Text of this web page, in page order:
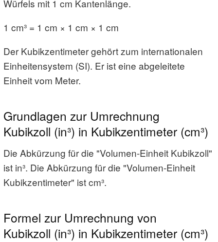
Würfels mit 1 cm Kantenlänge.
1 cm³ = 1 cm × 1 cm × 1 cm
Der Kubikzentimeter gehört zum internationalen
Einheitensystem (SI). Er ist eine abgeleitete
Einheit vom Meter.
Grundlagen zur Umrechnung
Kubikzoll (in³) in Kubikzentimeter (cm³)
Die Abkürzung für die "Volumen-Einheit Kubikzoll"
ist in³. Die Abkürzung für die "Volumen-Einheit
Kubikzentimeter" ist cm³.
Formel zur Umrechnung von
Kubikzoll (in³) in Kubikzentimeter (cm³)